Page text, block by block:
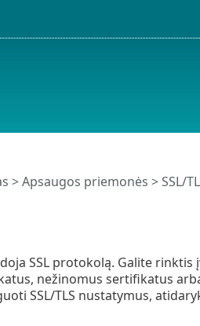
>Apsaugos priemonės > SSL/
SSL protokolą. Galite
nežinomus sertifikatus
SSL/TLS nustatymus,